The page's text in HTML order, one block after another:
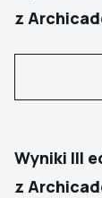
z
Wyniki III
z